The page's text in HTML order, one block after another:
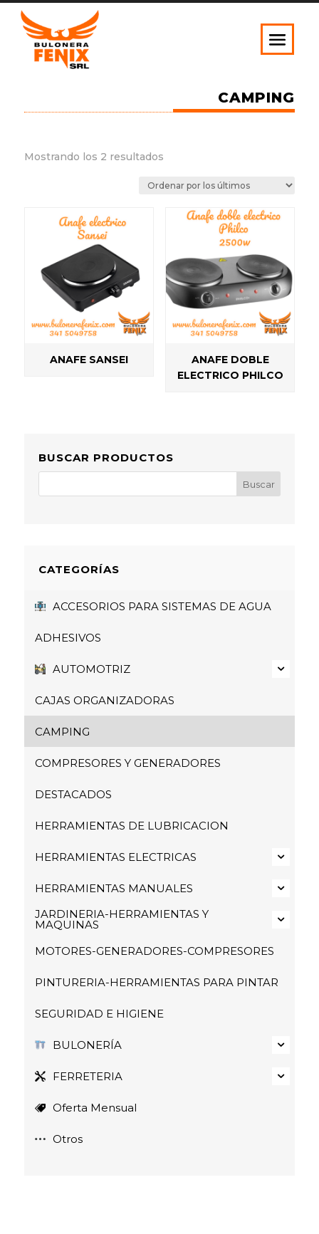
BUSCAR PRODUCTOS
CATEGORÍAS
ACCESORIOS PARA SISTEMAS DE AGUA
ADHESIVOS
AUTOMOTRIZ
CAJAS ORGANIZADORAS
CAMPING
COMPRESORES Y GENERADORES
DESTACADOS
HERRAMIENTAS DE LUBRICACION
HERRAMIENTAS ELECTRICAS
HERRAMIENTAS MANUALES
JARDINERIA-HERRAMIENTAS Y
MAQUINAS
MOTORES-GENERADORES-COMPRESORES
PINTURERIA-HERRAMIENTAS PARA PINTAR
SEGURIDAD E HIGIENE
BULONERÍA
FERRETERIA
Oferta Mensual
Otros
CAMPING
Mostrando los 2 resultadosOrdenado
últimos
ANAFE SANSEI
ANAFE DOBLE
ELECTRICO PHILCO